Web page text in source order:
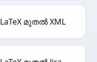
LaTeX മുതൽ XML